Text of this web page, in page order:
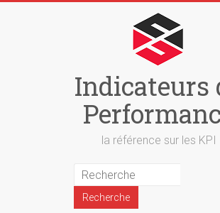
Indicateurs
la référence sur les KPI